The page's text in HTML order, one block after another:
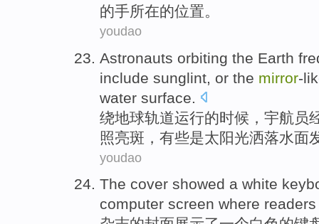
的手所在的位置。
youdao
Astronauts orbiting the Earth
include sunglint , or the mirror-
water surface
绕地球轨道运行的时候， 宇航员
照亮斑，有些是太阳光洒落水面
youdao
The cover showed a white
computer screen where readers